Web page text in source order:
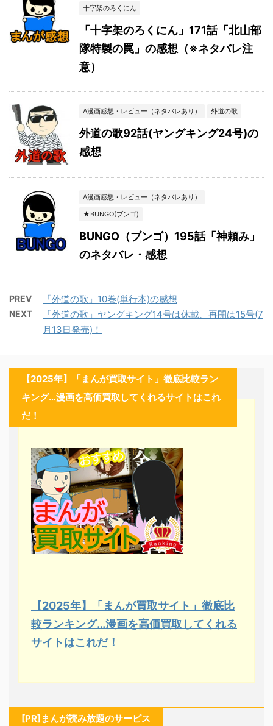
十字架のろくにん
「十字架のろくにん」171話「北山部
隊特製の罠」の感想（※ネタバレ注
意）
A漫画感想・レビュー（ネタバレあり） 外道の歌
外道の歌92話(ヤングキング24号)の
感想
A漫画感想・レビュー（ネタバレあり）
★BUNGO(ブンゴ)
BUNGO（ブンゴ）195話「神頼み」
のネタバレ・感想
PREV 「外道の歌」10巻(単行本)の感想
NEXT
「外道の歌」ヤングキング14号は休載、再開は15号(7
月13日発売)！
【2025年】「まんが買取サイト」徹底比較ラン
キング…漫画を高価買取してくれるサイトはこれ
だ！
【2025年】「まんが買取サイト」徹底比
較ランキング…漫画を高価買取してくれる
サイトはこれだ！
[PR]まんが読み放題のサービス